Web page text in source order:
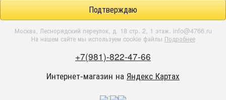
Подтверждаю
Москва, Леснорядский переулок, д. 18 стр. 2, 1 этаж. info@4766.ru
На нашем сайте мы используем cookie файлы Подробнее
+7(981)-822-47-66
Интернет-магазин на Яндекс Картах